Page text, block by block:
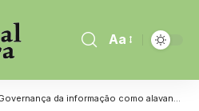
Aa
da informação como alavanca de eficiência operacional